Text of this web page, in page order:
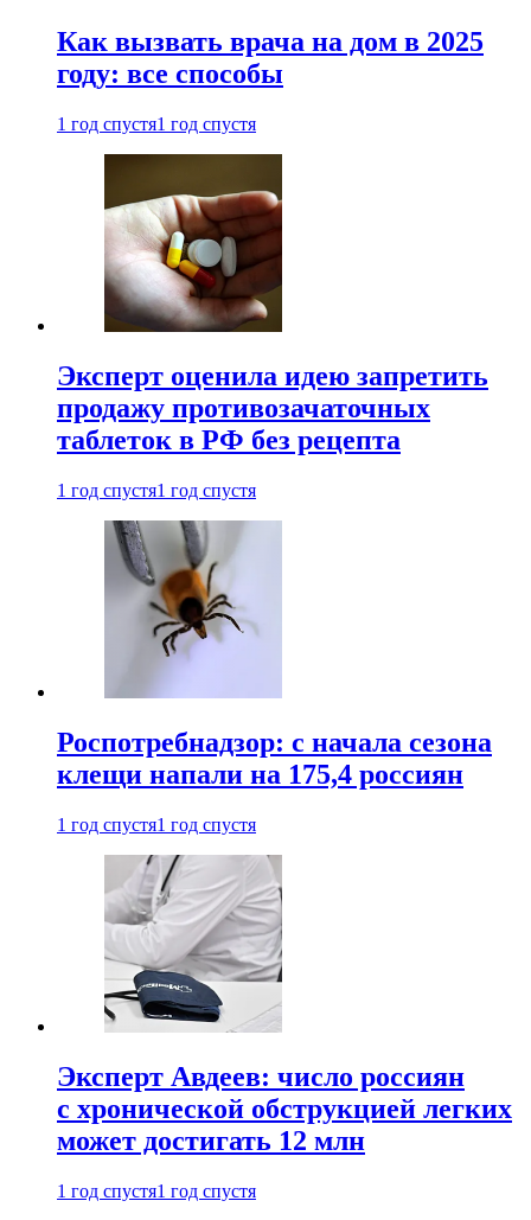
Как вызвать врача на дом в 2025
году: все способы
1 год спустя1 год спустя
Эксперт оценила идею запретить
продажу противозачаточных
таблеток в РФ без рецепта
1 год спустя1 год спустя
Роспотребнадзор: с начала сезона
клещи напали на 175,4 россиян
1 год спустя1 год спустя
Эксперт Авдеев: число россиян
с хронической обструкцией легких
может достигать 12 млн
1 год спустя1 год спустя